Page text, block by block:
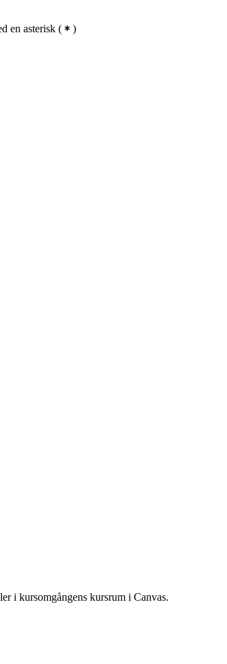
en asterisk ( )
i kursomgångens kursrum i Canvas.